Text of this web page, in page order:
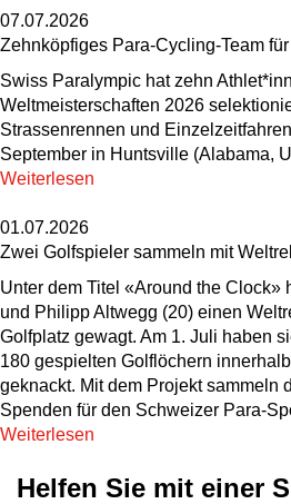
07.07.2026
Zehnköpfiges Para-Cycling-Team
Swiss Paralympic hat zehn
Weltmeisterschaften 2026
Strassenrennen und
September in Huntsville (Alabama,
Weiterlesen
01.07.2026
Zwei Golfspieler sammeln mit
Unter dem Titel «Around the Clock»
und Philipp Altwegg (20) einen
Golfplatz gewagt. Am 1. Juli haben
180 gespielten Golflöchern
geknackt. Mit dem Projekt sammeln
Spenden für den Schweizer Para-
Weiterlesen
Helfen Sie mit einer